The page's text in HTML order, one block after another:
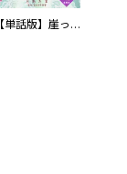
【単話版】崖っぷち令嬢ですが、意地と策略で幸せになります！シリーズ